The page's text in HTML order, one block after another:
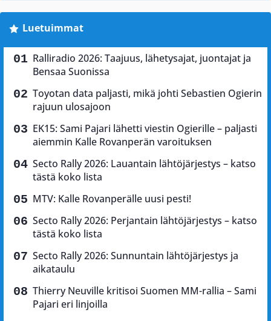
Luetuimmat
Ralliradio 2026: Taajuus, lähetysajat, juontajat ja
Bensaa Suonissa
Toyotan data paljasti, mikä johti Sebastien Ogierin
rajuun ulosajoon
EK15: Sami Pajari lähetti viestin Ogierille – paljasti
aiemmin Kalle Rovanperän varoituksen
Secto Rally 2026: Lauantain lähtöjärjestys – katso
tästä koko lista
MTV: Kalle Rovanperälle uusi pesti!
Secto Rally 2026: Perjantain lähtöjärjestys – katso
tästä koko lista
Secto Rally 2026: Sunnuntain lähtöjärjestys ja
aikataulu
Thierry Neuville kritisoi Suomen MM-rallia – Sami
Pajari eri linjoilla